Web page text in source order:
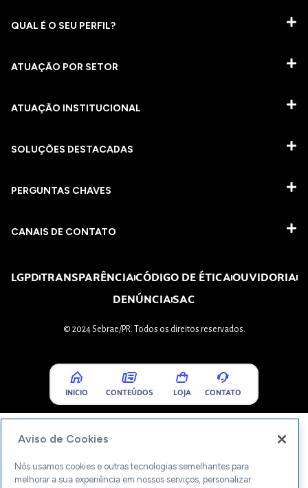
QUAL É O SEU PERFIL?
ATUAÇÃO POR SETOR
ATUAÇÃO INSTITUCIONAL
SOLUÇÕES DESTACADAS
PERGUNTAS CHAVES​
CANAIS DE CONTATO
LGPDTRANSPARÊNCIACÓDIGO DE ÉTICAOUVIDORIA
DENÚNCIASAC
© 2024 Sebrae/PR. Todos os direitos reservados.
INICIO CONTEÚDOS LOJA CONTATO
Aviso de Cookies
Nós usamos cookies e outras tecnologias semelhantes para
melhorar a sua experiência em nossos serviços, personalizar